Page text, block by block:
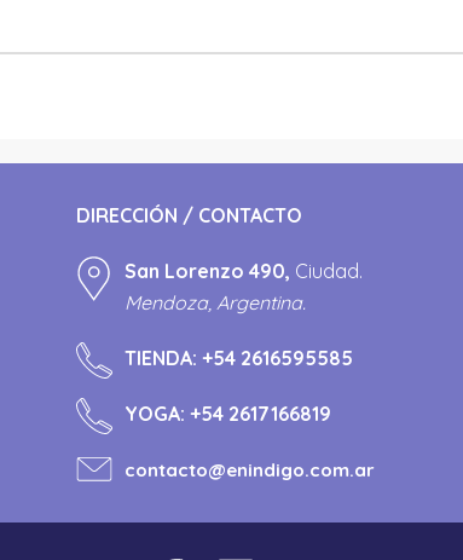
DIRECCIÓN / CONTACTO
San Lorenzo 490, Ciudad.
Mendoza, Argentina.
TIENDA: +54 2616595585
YOGA: +54 2617166819
contacto@enindigo.com.ar